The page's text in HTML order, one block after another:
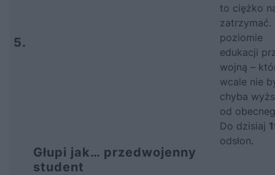
5.
Głupi jak… przedwojenny
student
to ciężko
zatrzymać.
poziomie
edukacji
wojną –
wcale nie
chyba
od
Do dzisiaj
odsłon.